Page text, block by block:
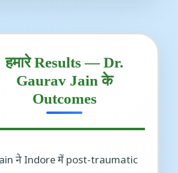
हमारे Results — Dr.
Gaurav Jain के
Outcomes
ने Indore में post-traumatic